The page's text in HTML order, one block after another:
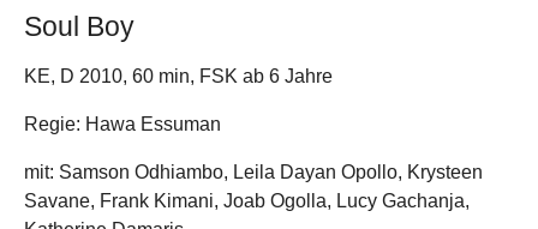
Soul Boy
KE, D 2010, 60 min, FSK ab 6 Jahre
Regie: Hawa Essuman
mit: Samson Odhiambo, Leila Dayan Opollo, Krysteen
Savane, Frank Kimani, Joab Ogolla, Lucy Gachanja,